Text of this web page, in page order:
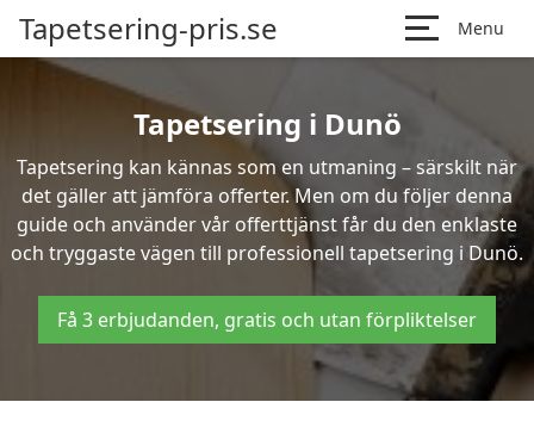
Tapetsering-pris.se Menu
Tapetsering i Dunö
Tapetsering kan kännas som en utmaning – särskilt när
det gäller att jämföra offerter. Men om du följer denna
guide och använder vår offerttjänst får du den enklaste
och tryggaste vägen till professionell tapetsering i Dunö.
Få 3 erbjudanden, gratis och utan förpliktelser